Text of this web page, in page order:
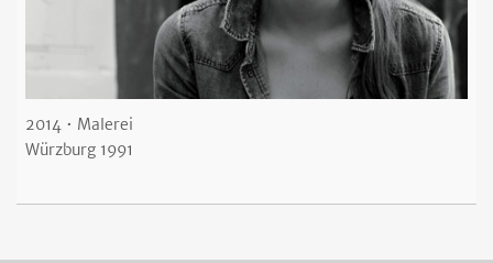
2014 • Malerei
Würzburg 1991